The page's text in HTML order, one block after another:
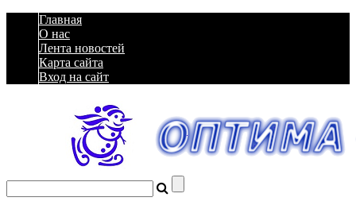
Главная
О нас
Лента новостей
Карта сайта
Вход на сайт